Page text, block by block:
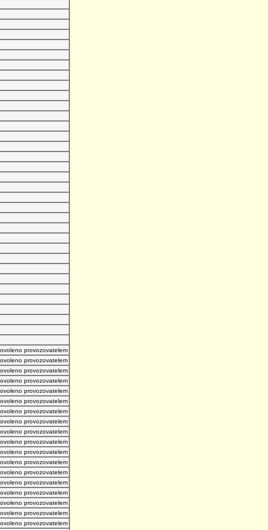
provozovatelem
provozovatelem
provozovatelem
provozovatelem
provozovatelem
provozovatelem
provozovatelem
provozovatelem
provozovatelem
provozovatelem
provozovatelem
provozovatelem
provozovatelem
provozovatelem
provozovatelem
provozovatelem
provozovatelem
provozovatelem